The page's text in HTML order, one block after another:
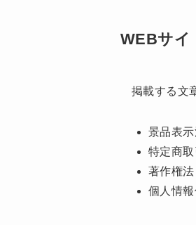
WEBサイ
掲載する文
景品表
特定商
著作権法
個人情